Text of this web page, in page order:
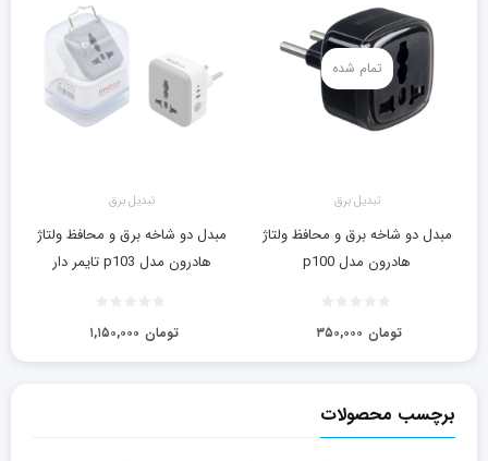
تمام شده
تبدیل برق
مبدل دو شاخه‌ برق و محافظ ولتاژ
هادرون مدل p100
۳۵۰,۰۰۰ تومان
تبدیل برق
مبدل دو شاخه‌ برق و محافظ ولتاژ
هادرون مدل p103 تایمر دار
۱,۱۵۰,۰۰۰ تومان
برچسب محصولات